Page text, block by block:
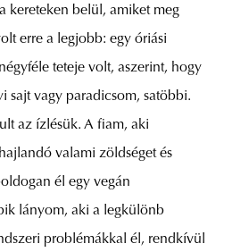
kereteken belül, amiket meg
erre a legjobb: egy óriási
teteje volt, aszerint, hogy
sajt vagy paradicsom, satöbbi.
az ízlésük. A fiam, aki
valami zöldséget és
él egy vegán
lányom, aki a legkülönb
problémákkal él, rendkívül